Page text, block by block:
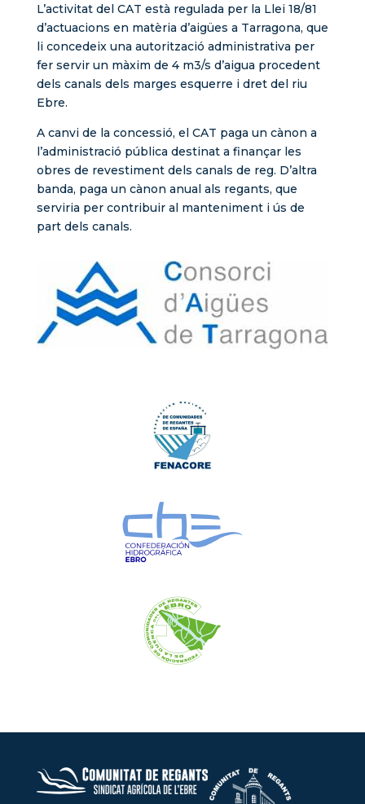
L’activitat del CAT està regulada per la Llei 18/81
d’actuacions en matèria d’aigües a Tarragona, que
li concedeix una autorització administrativa per
fer servir un màxim de 4 m3/s d’aigua procedent
dels canals dels marges esquerre i dret del riu
Ebre.
A canvi de la concessió, el CAT paga un cànon a
l’administració pública destinat a finançar les
obres de revestiment dels canals de reg. D’altra
banda, paga un cànon anual als regants, que
serviria per contribuir al manteniment i ús de
part dels canals.